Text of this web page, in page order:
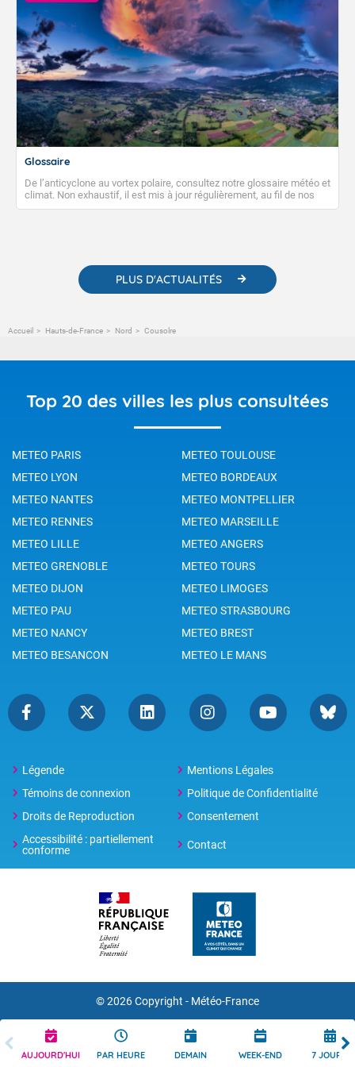
AUJOURD'HUI PAR HEURE DEMAIN WEEK-END 7 JOURS
Glossaire
De l’anticyclone au vortex polaire, consultez notre glossaire météo et
climat. Non exhaustif, il est mis à jour régulièrement, au fil de nos
publications. Vous y trouverez également des liens utiles vers nos
PLUS D'ACTUALITÉS
Accueil Hauts-de-France Nord Cousolre
Top 20 des villes les plus consultées
METEO PARIS
METEO TOULOUSE
METEO LYON
METEO BORDEAUX
METEO NANTES
METEO MONTPELLIER
METEO RENNES
METEO MARSEILLE
METEO LILLE
METEO ANGERS
METEO GRENOBLE
METEO TOURS
METEO DIJON
METEO LIMOGES
METEO PAU
METEO STRASBOURG
METEO NANCY
METEO BREST
METEO BESANCON
METEO LE MANS
Légende
Mentions Légales
Témoins de connexion
Politique de Confidentialité
Droits de Reproduction
Consentement
Accessibilité : partiellement
conforme
Contact
© 2026 Copyright - Météo-France